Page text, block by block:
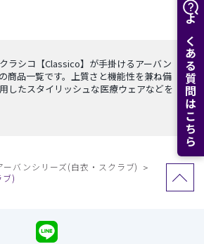
よくある質問はこちら
ラシコ【Classico】が手掛けるアーバン
商品一覧です。上質さと機能性を兼ね備
したスタイリッシュな医療ウェアなどを
ーバンシリーズ(白衣・スクラブ)
ブ)